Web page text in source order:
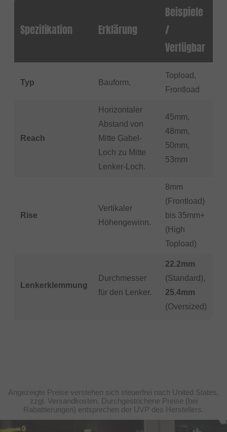
Spezifikation Erklärung
Beispiele
/
Verfügbar
Typ Bauform.
Topload,
Frontload
Reach
Horizontaler
Abstand von
Mitte Gabel-
Loch zu Mitte
Lenker-Loch.
45mm,
48mm,
50mm,
53mm
Rise
Vertikaler
Höhengewinn.
8mm
(Frontload)
bis 35mm+
(High
Topload)
Lenkerklemmung
Durchmesser
für den Lenker.
22.2mm
(Standard),
25.4mm
(Oversized)
Angezeigte Preise verstehen sich steuerfrei nach United States,
zzgl. Versandkosten. Durchgestrichene Preise (bei
Rabattierungen) entsprechen der UVP des Herstellers.